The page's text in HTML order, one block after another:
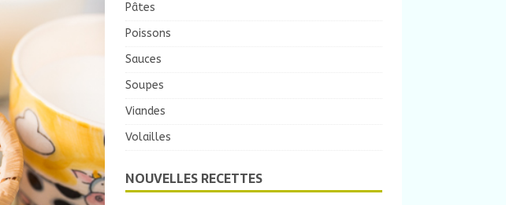
Pâtes
Poissons
Sauces
Soupes
Viandes
Volailles
NOUVELLES RECETTES